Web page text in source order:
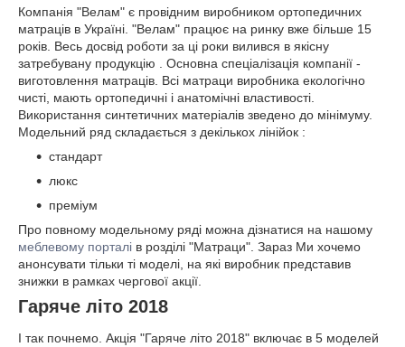
Компанія "Велам" є провідним виробником ортопедичних
матраців в Україні. "Велам" працює на ринку вже більше 15
років. Весь досвід роботи за ці роки вилився в якісну
затребувану продукцію . Основна спеціалізація компанії -
виготовлення матраців. Всі матраци виробника екологічно
чисті, мають ортопедичні і анатомічні властивості.
Використання синтетичних матеріалів зведено до мінімуму.
Модельний ряд складається з декількох лінійок :
стандарт
люкс
преміум
Про повному модельному ряді можна дізнатися на нашому
меблевому порталі в розділі "Матраци". Зараз Ми хочемо
анонсувати тільки ті моделі, на які виробник представив
знижки в рамках чергової акції.
Гаряче літо 2018
І так почнемо. Акція "Гаряче літо 2018" включає в 5 моделей